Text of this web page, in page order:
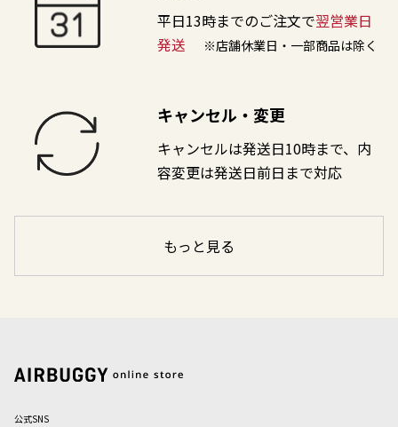
平日13時までのご注文で翌営業日
発送
※店舗休業日・一部商品は除く
キャンセル・変更
キャンセルは発送日10時まで、内
容変更は発送日前日まで対応
もっと見る
公式SNS